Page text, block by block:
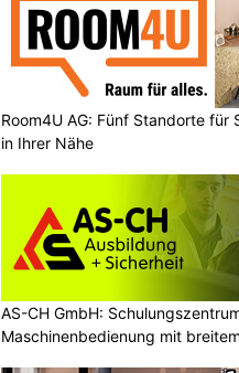
Room4U AG: Fünf Standorte für
in Ihrer Nähe
AS-CH GmbH:
Maschinenbedienung mit